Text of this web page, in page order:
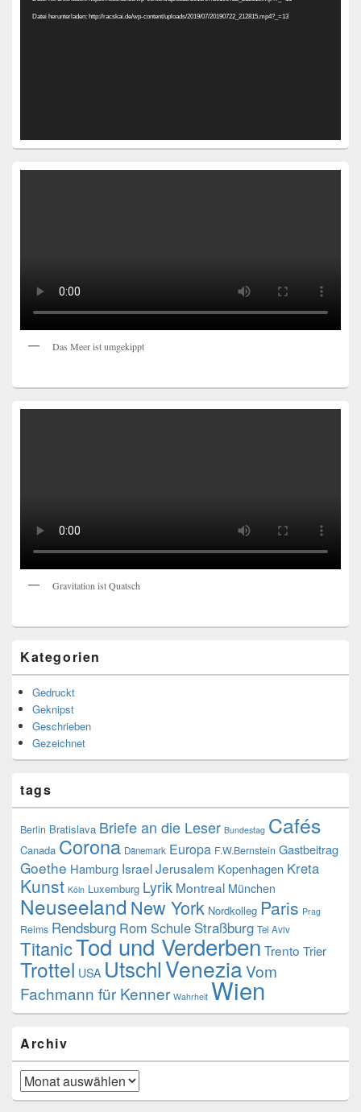
Datei herunterladen: http://racskai.de/wp-content/uploads/2019/07/20190722_212815.mp4?_=13
Das Meer ist umgekippt
Gravitation ist Quatsch
Kategorien
Gedruckt
Geknipst
Geschrieben
Gezeichnet
tags
Berlin Bratislava Briefe an die Leser Bundestag Cafés
Canada Corona Dänemark Europa F.W.Bernstein Gastbeitrag
Goethe Hamburg IsraelJerusalem Kopenhagen Kreta
Kunst Köln Luxemburg Lyrik Montreal München
Neuseeland New York Nordkolleg Paris Prag
Reims Rendsburg Rom Schule Straßburg Tel Aviv
TitanicTod und Verderben Trento Trier
Trottel USA UtschlVeneziaVom
Fachmann für Kenner Wahrheit Wien
Archiv
Archiv